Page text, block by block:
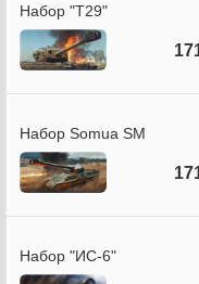
Набор "Т29"
Набор Somua SM
Набор "ИС-6"